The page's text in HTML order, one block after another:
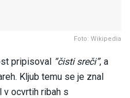
Foto: Wikipedia
pripisoval “čisti sreči”, a
Kljub temu se je znal
v ocvrtih ribah s